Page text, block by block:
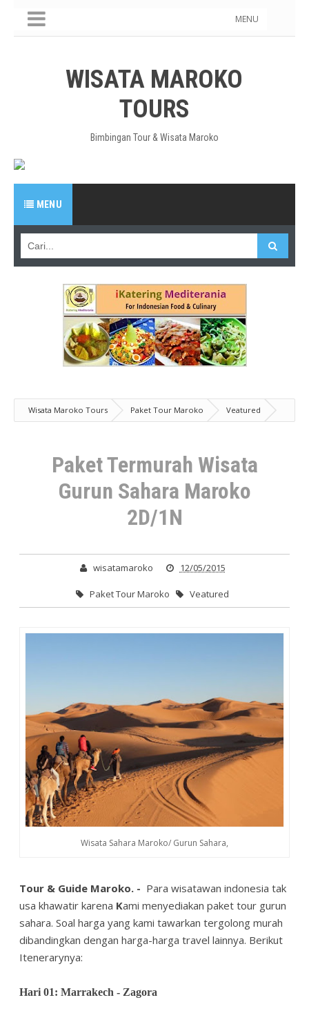
MENU
WISATA MAROKO
TOURS
Bimbingan Tour & Wisata Maroko
MENU
Wisata Maroko Tours Paket Tour Maroko
Veatured
Paket Termurah Wisata Gurun Sahara Maroko 2D/1N
Paket Termurah Wisata
Gurun Sahara Maroko
2D/1N
wisatamaroko 12/05/2015
Paket Tour Maroko Veatured
Wisata Sahara Maroko/ Gurun Sahara,
Tour & Guide Maroko. - Para wisatawan indonesia tak
usa khawatir karena Kami menyediakan paket tour gurun
sahara. Soal harga yang kami tawarkan tergolong murah
dibandingkan dengan harga-harga travel lainnya. Berikut
Itenerarynya:
Hari 01: Marrakech - Zagora